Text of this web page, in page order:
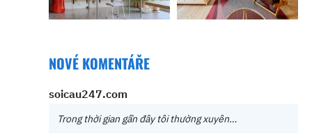
NOVÉ KOMENTÁŘE
soicau247.com
Trong thời gian gần đây tôi thường xuyên…